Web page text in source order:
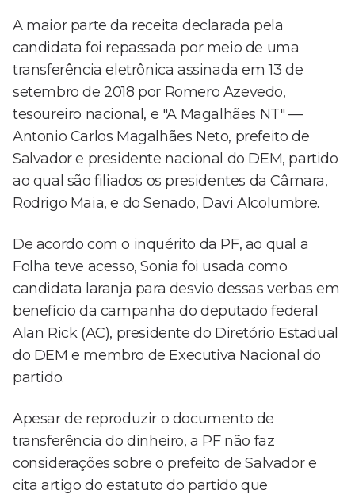
A maior parte da receita declarada pela
candidata foi repassada por meio de uma
transferência eletrônica assinada em 13 de
setembro de 2018 por Romero Azevedo,
tesoureiro nacional, e "A Magalhães NT" —
Antonio Carlos Magalhães Neto, prefeito de
Salvador e presidente nacional do DEM, partido
ao qual são filiados os presidentes da Câmara,
Rodrigo Maia, e do Senado, Davi Alcolumbre.
De acordo com o inquérito da PF, ao qual a
Folha teve acesso, Sonia foi usada como
candidata laranja para desvio dessas verbas em
benefício da campanha do deputado federal
Alan Rick (AC), presidente do Diretório Estadual
do DEM e membro de Executiva Nacional do
partido.
Apesar de reproduzir o documento de
transferência do dinheiro, a PF não faz
considerações sobre o prefeito de Salvador e
cita artigo do estatuto do partido que